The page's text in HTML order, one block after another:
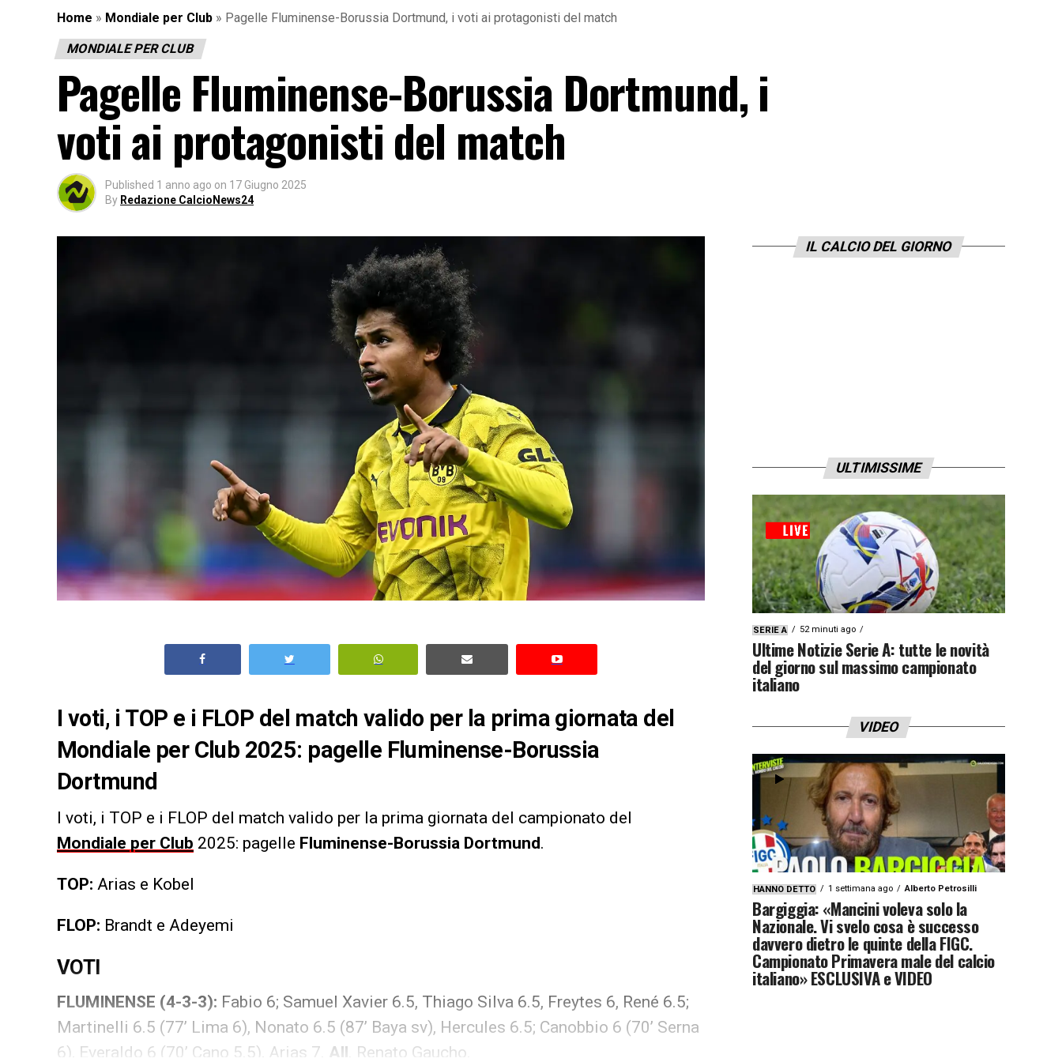
Home » Mondiale per Club » Pagelle Fluminense-Borussia Dortmund, i voti ai protagonisti del match
MONDIALE PER CLUB
Pagelle Fluminense-Borussia Dortmund, i
voti ai protagonisti del match
Published 1 anno ago on 17 Giugno 2025
By Redazione CalcioNews24
I voti, i TOP e i FLOP del match valido per la prima giornata del
Mondiale per Club 2025: pagelle Fluminense-Borussia
Dortmund
I voti, i TOP e i FLOP del match valido per la prima giornata del campionato del
Mondiale per Club 2025: pagelle Fluminense-Borussia Dortmund.
TOP: Arias e Kobel
FLOP: Brandt e Adeyemi
VOTI
FLUMINENSE (4-3-3): Fabio 6; Samuel Xavier 6.5, Thiago Silva 6.5, Freytes 6, René 6.5;
Martinelli 6.5 (77’ Lima 6), Nonato 6.5 (87’ Baya sv), Hercules 6.5; Canobbio 6 (70’ Serna
6), Everaldo 6 (70’ Cano 5.5), Arias 7. All . Renato Gaucho.
IL CALCIO DEL GIORNO
ULTIMISSIME
SERIE A 52 minuti ago
Ultime Notizie Serie A: tutte le novità
del giorno sul massimo campionato
italiano
VIDEO
HANNO DETTO 1 settimana ago Alberto Petrosilli
Bargiggia: «Mancini voleva solo la
Nazionale. Vi svelo cosa è successo
davvero dietro le quinte della FIGC.
Campionato Primavera male del calcio
italiano» ESCLUSIVA e VIDEO